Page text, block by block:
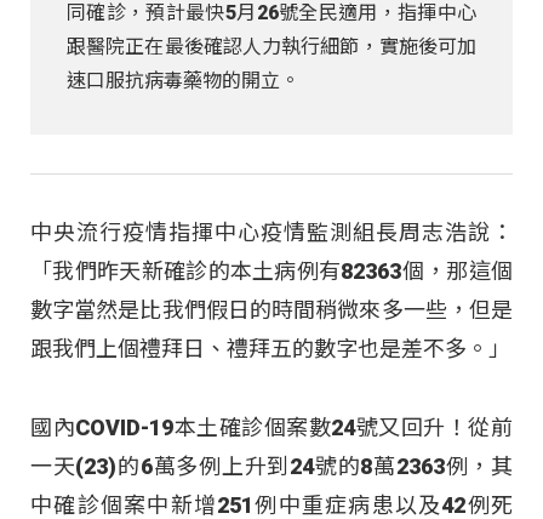
同確診，預計最快5月26號全民適用，指揮中心
跟醫院正在最後確認人力執行細節，實施後可加
速口服抗病毒藥物的開立。
中央流行疫情指揮中心疫情監測組長周志浩說：
「我們昨天新確診的本土病例有82363個，那這個
數字當然是比我們假日的時間稍微來多一些，但是
跟我們上個禮拜日、禮拜五的數字也是差不多。」
國內COVID-19本土確診個案數24號又回升！從前
一天(23)的6萬多例上升到24號的8萬2363例，其
中確診個案中新增251例中重症病患以及42例死